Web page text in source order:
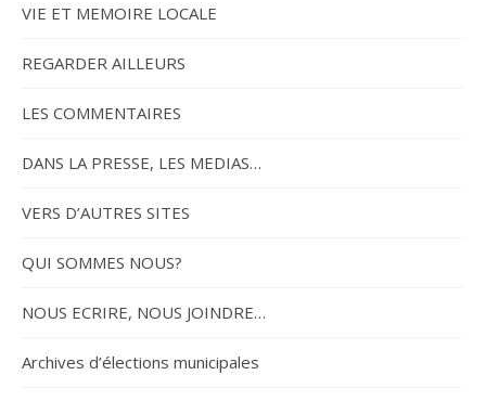
VIE ET MEMOIRE LOCALE
REGARDER AILLEURS
LES COMMENTAIRES
DANS LA PRESSE, LES MEDIAS…
VERS D’AUTRES SITES
QUI SOMMES NOUS?
NOUS ECRIRE, NOUS JOINDRE…
Archives d’élections municipales